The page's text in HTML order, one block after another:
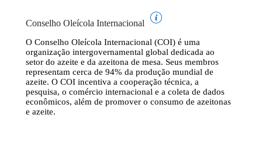
Conselho Oleícola Internacional
O Conselho Oleícola Internacional (COI) é uma
organização intergovernamental global dedicada ao
setor do azeite e da azeitona de mesa. Seus membros
representam cerca de 94% da produção mundial de
azeite. O COI incentiva a cooperação técnica, a
pesquisa, o comércio internacional e a coleta de dados
econômicos, além de promover o consumo de azeitonas
e azeite.